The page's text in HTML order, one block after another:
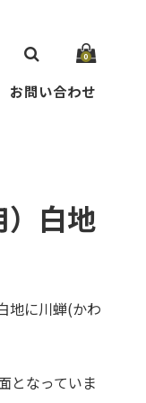
0
お問い合わせ
）白地
地に川蝉(かわ
となっていま